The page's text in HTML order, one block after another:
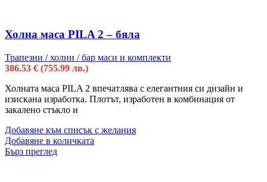
Холна маса PILA 2 – бяла
Трапезни / холни / бар маси и комплекти
386.53 € (755.99 лв.)
Холната маса PILA 2 впечатлява с елегантния си дизайн и
изискана изработка. Плотът, изработен в комбинация от
закалено стъкло и
Добавяне към списък с желания
Добавяне в количката
Бърз преглед